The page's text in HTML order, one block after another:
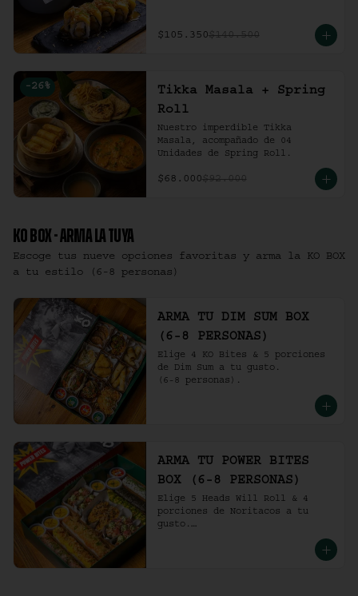
$105.350$140.500
-26 %
Tikka Masala + Spring
Roll
Nuestro imperdible Tikka
Masala, acompañado de 04
Unidades de Spring Roll.
$68.000$92.000
KO BOX - ARMA LA TUYA
Escoge tus nueve opciones favoritas y arma la KO BOX
a tu estilo (6-8 personas)
ARMA TU DIM SUM BOX
(6-8 PERSONAS)
Elige 4 KO Bites & 5 porciones
de Dim Sum a tu gusto.
(6-8 personas).
ARMA TU POWER BITES
BOX (6-8 PERSONAS)
Elige 5 Heads Will Roll & 4
porciones de Noritacos a tu
gusto.